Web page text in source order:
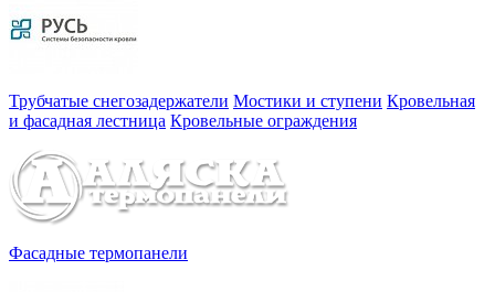
Трубчатые снегозадержатели Мостики и ступени Кровельная
и фасадная лестница Кровельные ограждения
Фасадные термопанели